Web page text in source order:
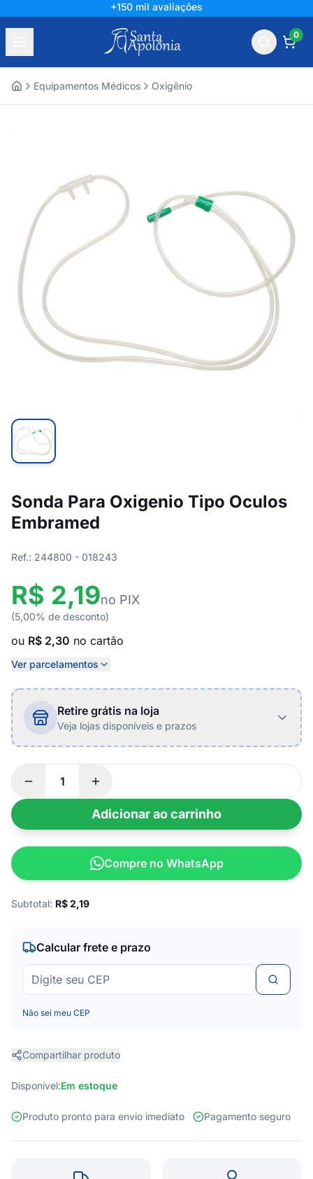
+150 mil avaliações
0
Equipamentos Médicos Oxigênio
Sonda Para Oxigenio Tipo Oculos
Embramed
Ref.: 244800 - 018243
R$ 2,19no PIX
(5,00% de desconto)
ou R$ 2,30 no cartão
Ver parcelamentos
Retire grátis na loja
Veja lojas disponíveis e prazos
Adicionar ao carrinho
Compre no WhatsApp
Subtotal: R$2,19
Calcular frete e prazo
Não sei meu CEP
Compartilhar produto
Disponível:Em estoque
Produto pronto para envio imediato Pagamento seguro